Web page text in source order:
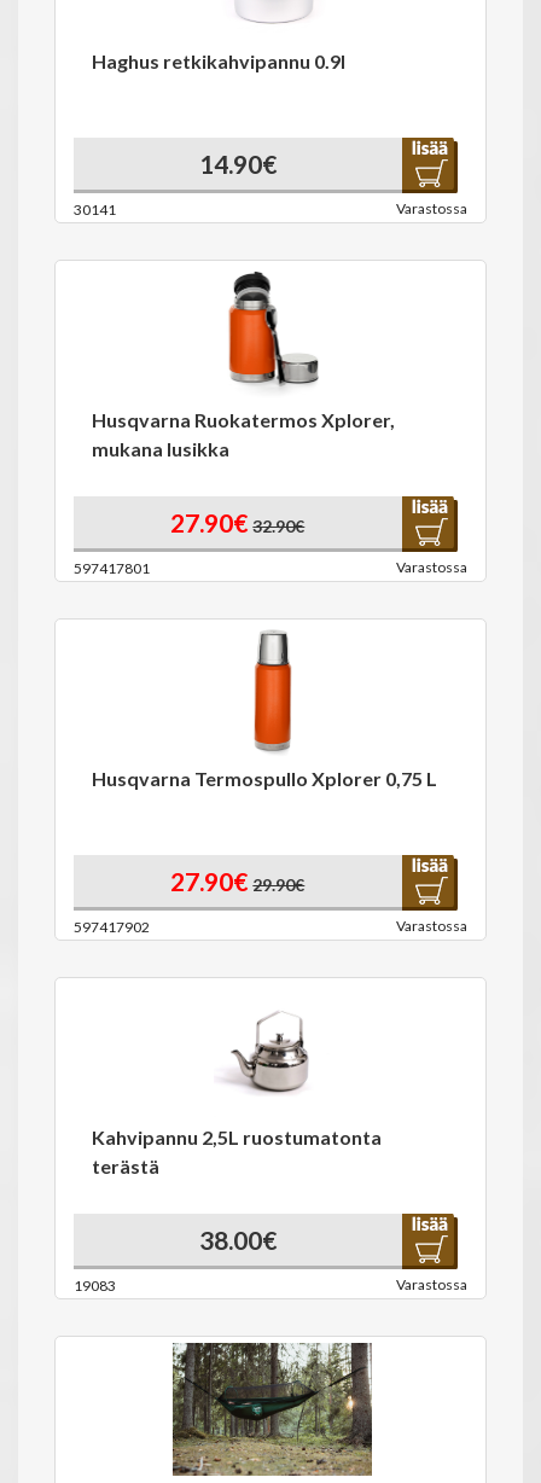
Haghus retkikahvipannu 0.9l
14.90€
30141 Varastossa
Husqvarna Ruokatermos Xplorer,
mukana lusikka
27.90€ 32.90€
597417801 Varastossa
Husqvarna Termospullo Xplorer 0,75 L
27.90€ 29.90€
597417902 Varastossa
Kahvipannu 2,5L ruostumatonta
terästä
38.00€
19083 Varastossa